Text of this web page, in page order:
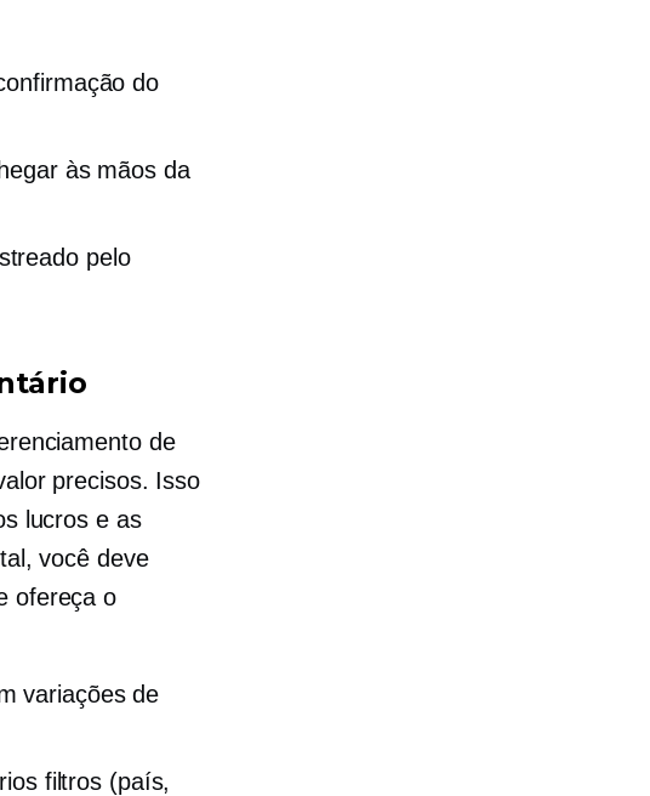
do
às mãos da
pelo
de
precisos. Isso
lucros e as
você deve
ofereça o
variações de
filtros (país,